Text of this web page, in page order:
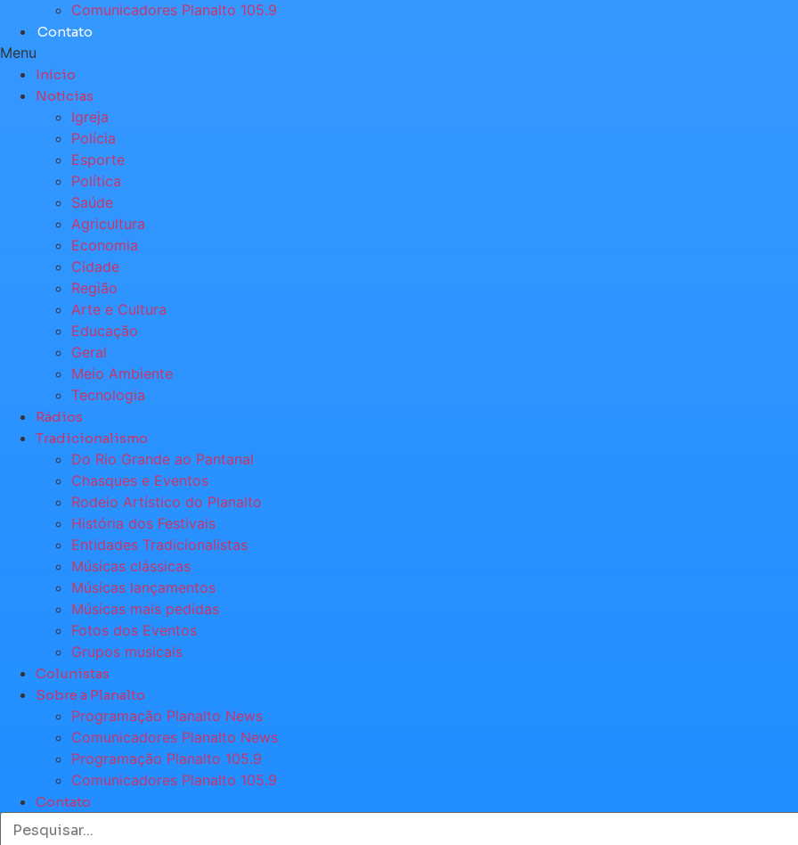
Comunicadores Planalto 105.9
Contato
Menu
Início
Notícias
Igreja
Polícia
Esporte
Política
Saúde
Agricultura
Economia
Cidade
Região
Arte e Cultura
Educação
Geral
Meio Ambiente
Tecnologia
Rádios
Tradicionalismo
Do Rio Grande ao Pantanal
Chasques e Eventos
Rodeio Artístico do Planalto
História dos Festivais
Entidades Tradicionalistas
Músicas clássicas
Músicas lançamentos
Músicas mais pedidas
Fotos dos Eventos
Grupos musicais
Colunistas
Sobre a Planalto
Programação Planalto News
Comunicadores Planalto News
Programação Planalto 105.9
Comunicadores Planalto 105.9
Contato